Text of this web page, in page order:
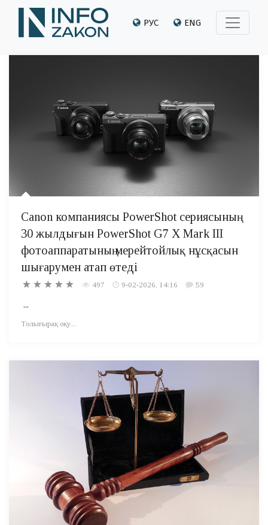
РУС ENG
Canon компаниясы PowerShot сериясының
30 жылдығын PowerShot G7 X Mark III
фотоаппаратының мерейтойлық нұсқасын
шығарумен атап өтеді
497 9-02-2026, 14:16 59
...
Толығырақ оқу...